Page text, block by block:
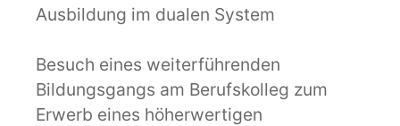
Ausbildung im dualen System
Besuch eines weiterführenden
Bildungsgangs am Berufskolleg zum
Erwerb eines höherwertigen